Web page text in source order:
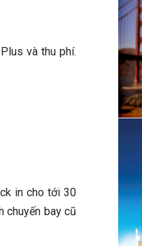
và thu phí.
in cho tới 30
chuyến bay cũ